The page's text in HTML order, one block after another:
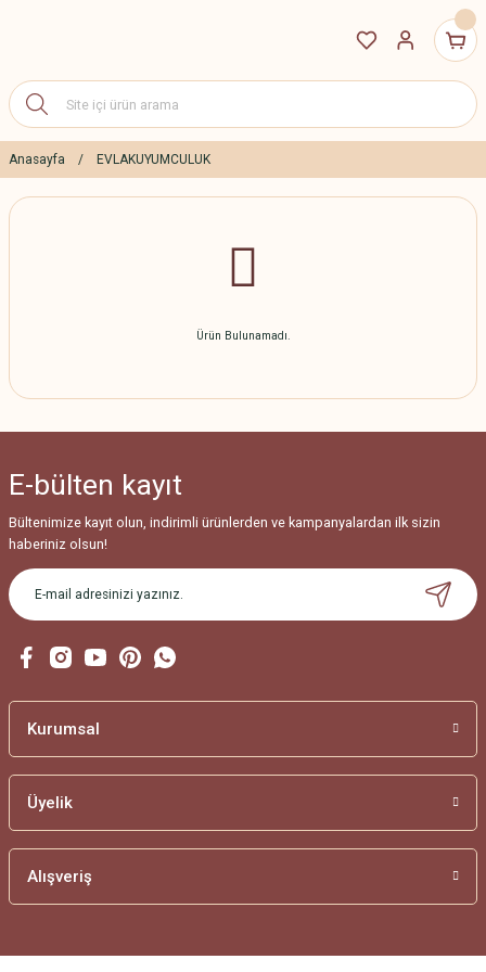
Anasayfa EVLAKUYUMCULUK
Ürün Bulunamadı.
E-bülten kayıt
Bültenimize kayıt olun, indirimli ürünlerden ve kampanyalardan ilk sizin
haberiniz olsun!
Kurumsal
Üyelik
Alışveriş